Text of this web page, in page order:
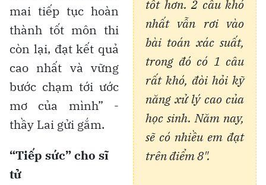
tốt hơn. 2 câu khó
nhất vẫn rơi vào
bài toán xác suất,
trong đó có 1 câu
rất khó, đòi hỏi kỹ
năng xử lý cao của
học sinh. Năm nay,
sẽ có nhiều em đạt
trên điểm 8".
mai tiếp tục hoàn
thành tốt môn thi
còn lại, đạt kết quả
cao nhất và vững
bước chạm tới ước
mơ của mình” -
thầy Lai gửi gắm.
“Tiếp sức” cho sĩ
tử